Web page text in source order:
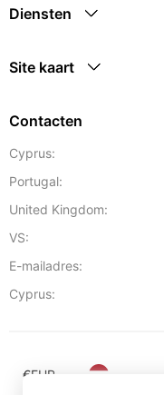
Diensten
Site kaart
Contacten
Cyprus:
Portugal:
United Kingdom:
VS:
E-mailadres:
Cyprus:
€EUR